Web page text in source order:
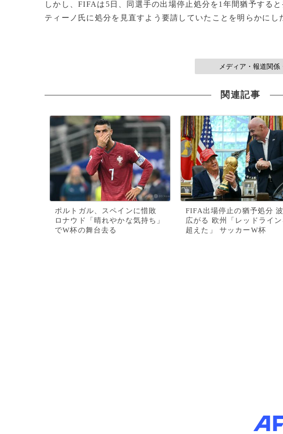
しかし、FIFAは5日、同選手の出場停止処分を1年間猶予する
ティーノ氏に処分を見直すよう要請していたことを明らかにし
メディア・報道関
関連記事
ポルトガル、スペインに惜敗
ロナウド「晴れやかな気持ち」
でW杯の舞台去る
FIFA出場停止の猶予処分
広がる 欧州「レッドライン
超えた」 サッカーW杯